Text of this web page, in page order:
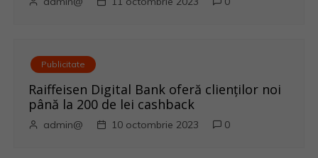
Publicitate
Raiffeisen Digital Bank oferă clienților noi
până la 200 de lei cashback
admin@ 10 octombrie 2023 0